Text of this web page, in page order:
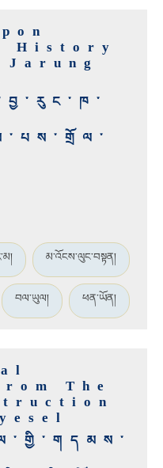
History
མ་འོངས་ལུང་བསྟན།
བལ་ཡུལ། ཕན་ཡོན།
The